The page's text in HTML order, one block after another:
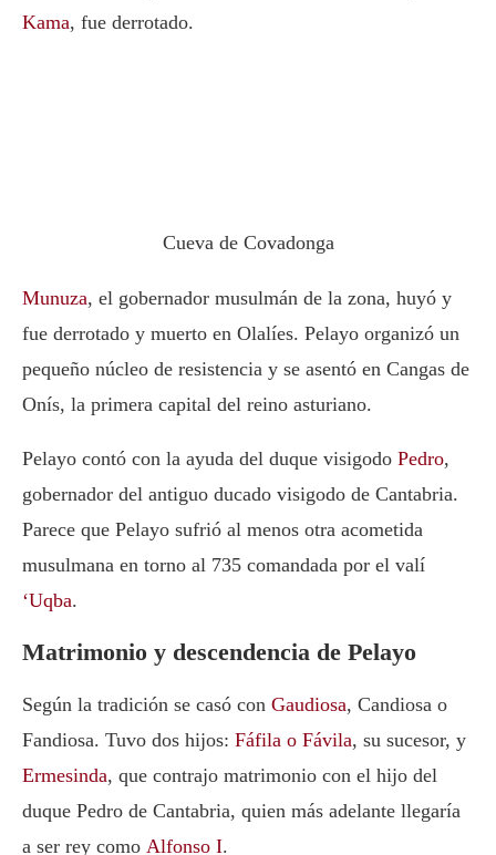
Kama, fue derrotado.
Cueva de Covadonga
Munuza, el gobernador musulmán de la zona, huyó y
fue derrotado y muerto en Olalíes. Pelayo organizó un
pequeño núcleo de resistencia y se asentó en Cangas de
Onís, la primera capital del reino asturiano.
Pelayo contó con la ayuda del duque visigodo Pedro,
gobernador del antiguo ducado visigodo de Cantabria.
Parece que Pelayo sufrió al menos otra acometida
musulmana en torno al 735 comandada por el valí
‘Uqba.
Matrimonio y descendencia de Pelayo
Según la tradición se casó con Gaudiosa, Candiosa o
Fandiosa. Tuvo dos hijos: Fáfila o Fávila, su sucesor, y
Ermesinda, que contrajo matrimonio con el hijo del
duque Pedro de Cantabria, quien más adelante llegaría
a ser rey como Alfonso I.